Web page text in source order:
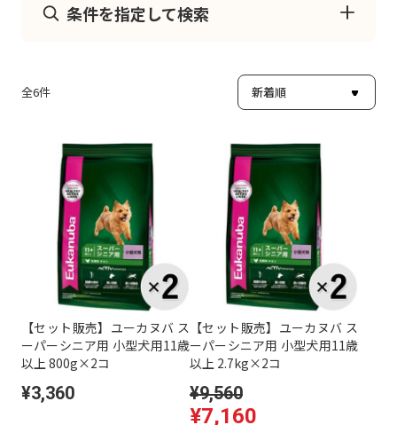
条件を指定して検索
全6件
【セット販売】ユーカヌバ ス
ーパーシニア用 小型犬用11歳
以上 800g×2コ
¥3,360
【セット販売】ユーカヌバ ス
ーパーシニア用 小型犬用11歳
以上 2.7kg×2コ
¥9,560
¥7,160